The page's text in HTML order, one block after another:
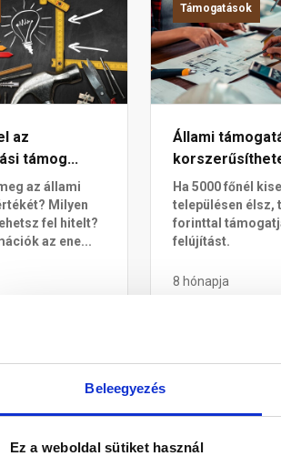
Beleegyezés
Ez a weboldal sütiket használ
az
támog...
az állami
Milyen
fel hitelt?
az ene...
Támogatások
Állami
Ha 5000 főnél
településen élsz,
forinttal
felújítást.
8 hónapja